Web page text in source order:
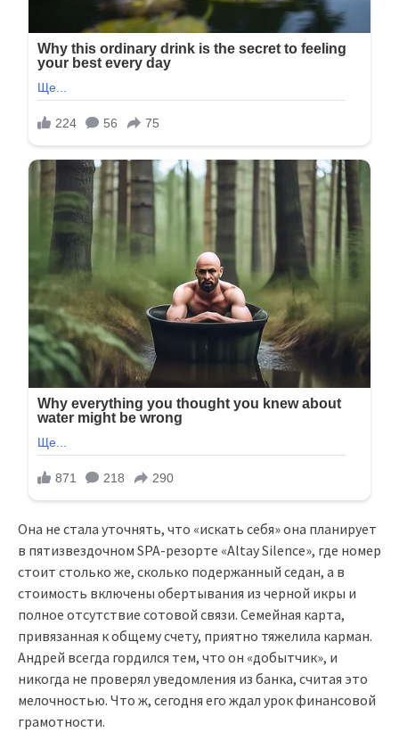
Она не стала уточнять, что «искать себя» она планирует
в пятизвездочном SPA-резорте «Altay Silence», где номер
стоит столько же, сколько подержанный седан, а в
стоимость включены обертывания из черной икры и
полное отсутствие сотовой связи. Семейная карта,
привязанная к общему счету, приятно тяжелила карман.
Андрей всегда гордился тем, что он «добытчик», и
никогда не проверял уведомления из банка, считая это
мелочностью. Что ж, сегодня его ждал урок финансовой
грамотности.